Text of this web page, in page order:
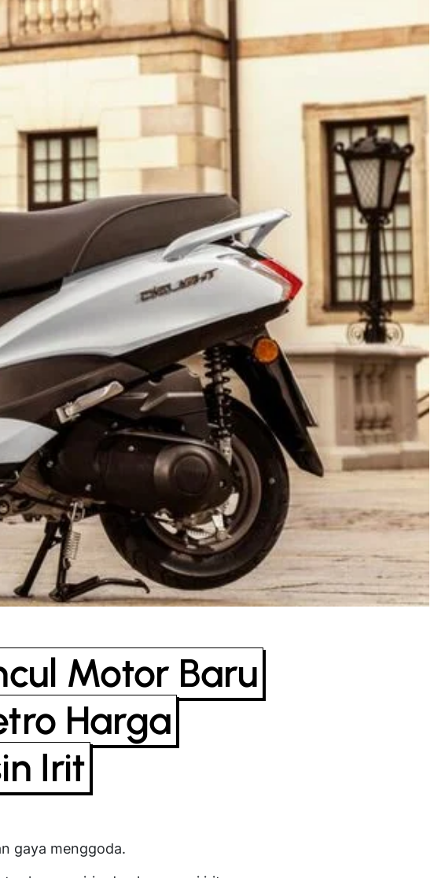
Motor Baru
Harga
Irit
gaya menggoda.